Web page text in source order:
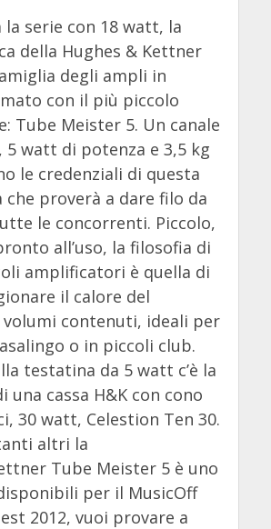
la serie con 18 watt, la
della Hughes & Kettner
degli ampli in
con il più piccolo
Tube Meister 5. Un canale
5 watt di potenza e 3,5 kg
le credenziali di questa
che proverà a dare filo da
le concorrenti. Piccolo,
all’uso, la filosofia di
amplificatori è quella di
il calore del
volumi contenuti, ideali per
o in piccoli club.
testatina da 5 watt c’è la
una cassa H&K con cono
30 watt, Celestion Ten 30.
altri la
Tube Meister 5 è uno
per il MusicOff
2012, vuoi provare a